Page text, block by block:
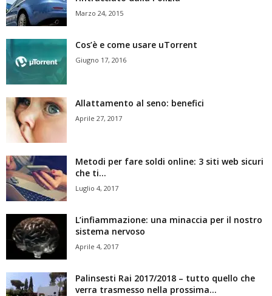
Marzo 24, 2015
Cos’è e come usare uTorrent
Giugno 17, 2016
Allattamento al seno: benefici
Aprile 27, 2017
Metodi per fare soldi online: 3 siti web sicuri
che ti...
Luglio 4, 2017
L’infiammazione: una minaccia per il nostro
sistema nervoso
Aprile 4, 2017
Palinsesti Rai 2017/2018 – tutto quello che
verra trasmesso nella prossima...